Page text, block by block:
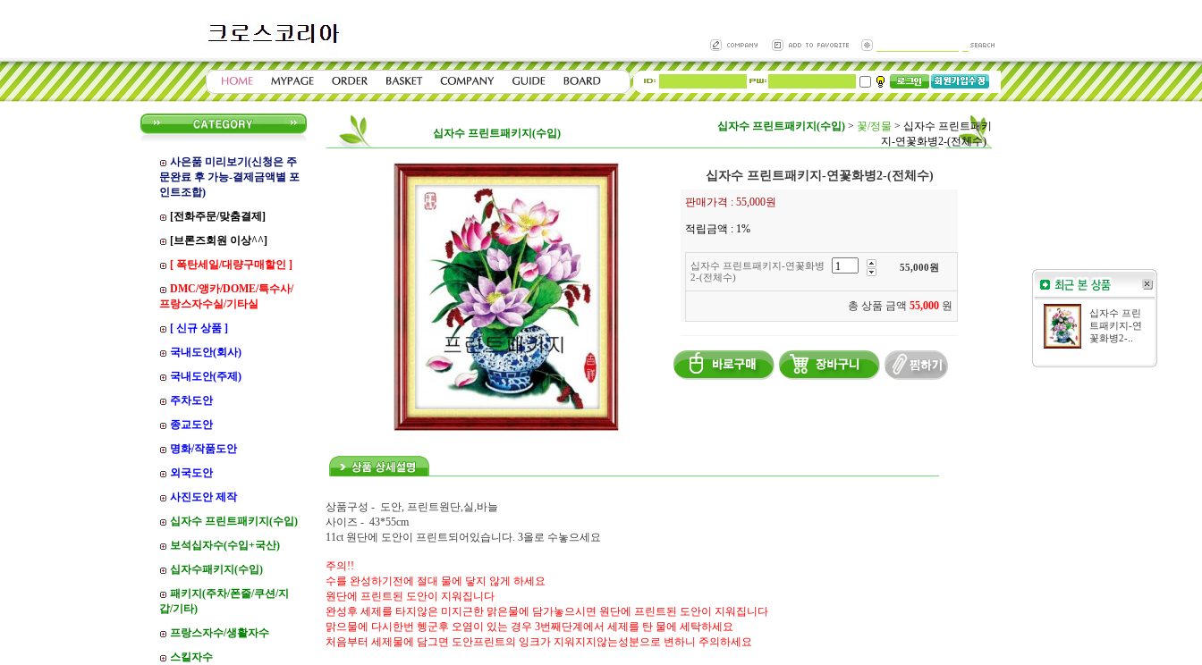
사은품 미리보기(신청은 주
문완료 후 가능-결제금액별 포
인트조합)
[전화주문/맞춤결제]
[브론즈회원 이상^^]
[ 폭탄세일/대량구매할인 ]
DMC/앵카/DOME/특수사/
프랑스자수실/기타실
[ 신규 상품 ]
국내도안(회사)
국내도안(주제)
주차도안
종교도안
명화/작품도안
외국도안
사진도안 제작
십자수 프린트패키지(수입)
보석십자수(수입+국산)
십자수패키지(수입)
패키지(주차/폰줄/쿠션/지
갑/기타)
프랑스자수/생활자수
스킬자수
십자수 프린트패키지(수입)
십자수 프린트패키지(수입) > 꽃/정물 > 십자수 프린트패키
지-연꽃화병2-(전체수)
십자수 프린트패키지-연꽃화병2-(전체수)
판매가격 : 55,000원
적립금액 : 1%
십자수 프린트패키지-연꽃화병
2-(전체수)
55,000원
총 상품 금액 55,000 원
상품구성 - 도안, 프린트원단,실,바늘
사이즈 - 43*55cm
11ct 원단에 도안이 프린트되어있습니다. 3올로 수놓으세요
주의!!
수를 완성하기전에 절대 물에 닿지 않게 하세요
원단에 프린트된 도안이 지워집니다
완성후 세제를 타지않은 미지근한 맑은물에 담가놓으시면 원단에 프린트된 도안이 지워집니다
맑으물에 다시한번 헹군후 오염이 있는 경우 3번째단계에서 세제를 탄 물에 세탁하세요
처음부터 세제물에 담그면 도안프린트의 잉크가 지워지지않는성분으로 변하니 주의하세요
십자수 프린
트패키지-연
꽃화병2-..